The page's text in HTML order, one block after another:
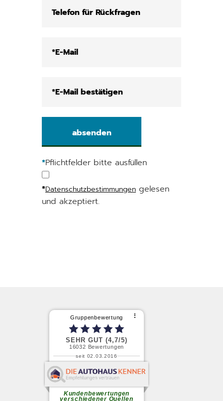
*Pflichtfelder bitte ausfüllen
*Datenschutzbestimmungen gelesen
und akzeptiert.